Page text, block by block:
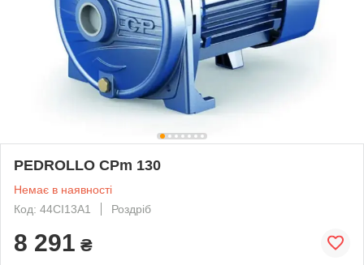
PEDROLLO CPm 130
Немає в наявності
Код: 44CI13A1
Роздріб
8 291 ₴